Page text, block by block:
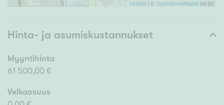
Leaflet | ©OpenStreetMapintekijät
Hinta- ja asumiskustannukset
Myyntihinta
61 500,00 €
Velkaosuus